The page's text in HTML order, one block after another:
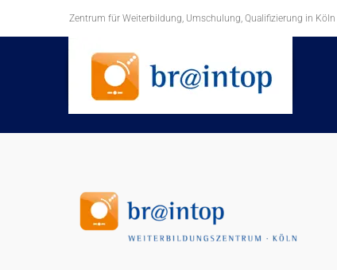
Inhalt
Zentrum für Weiterbildung, Umschulung, Qualifizierung in